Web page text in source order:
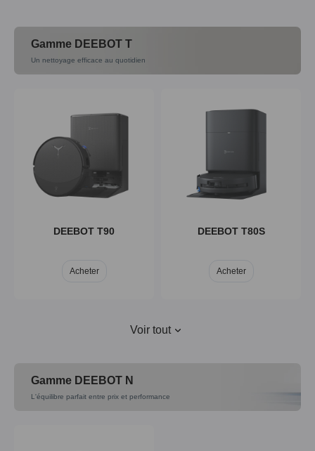
DEEBOT X9
Acheter
DEEBOT X8
Acheter
Gamme DEEBOT T
Un nettoyage efficace au quotidien
DEEBOT T90
Acheter
DEEBOT T80S
Acheter
Voir tout
Gamme DEEBOT N
L'équilibre parfait entre prix et performance